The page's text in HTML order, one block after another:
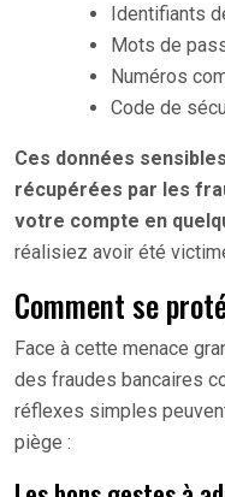
Identifiants
Mots de
Numéros
Code de
Ces données
récupérées par les
votre compte en
réalisiez avoir été
Comment se
Face à cette menace
des fraudes bancaires
réflexes simples
piège :